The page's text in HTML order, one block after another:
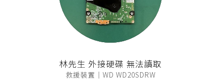
林先生 外接硬碟 無法讀取
救援裝置｜WD WD20SDRW